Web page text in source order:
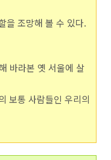
조망해 볼 수 있다.
바라본 옛 서울에 살
보통 사람들인 우리의